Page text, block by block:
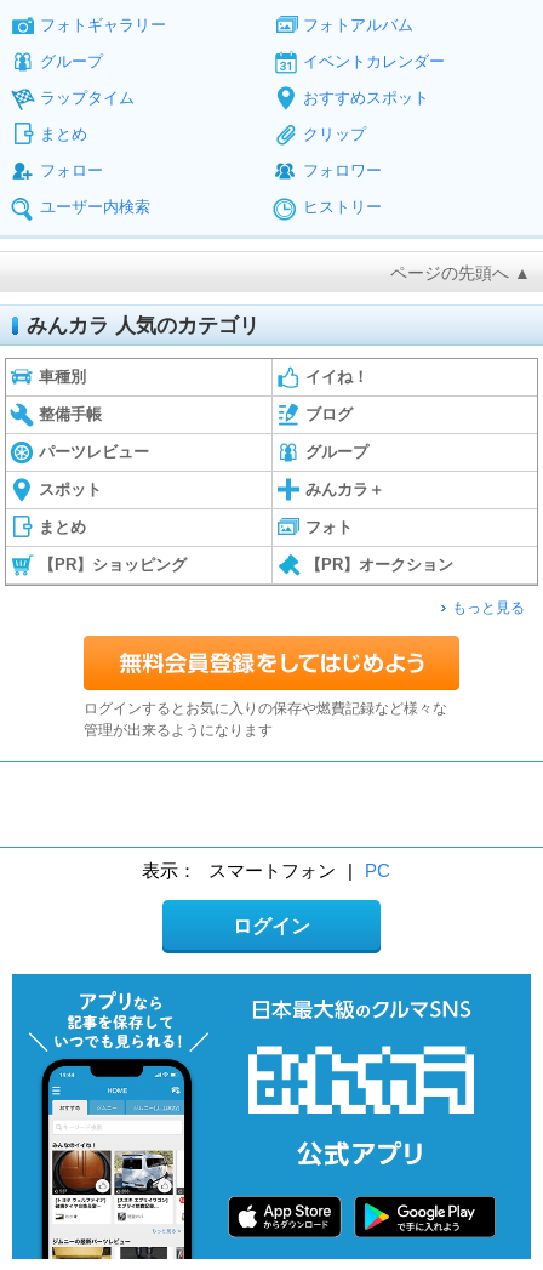
フォトギャラリー
フォトアルバム
グループ
イベントカレンダー
ラップタイム
おすすめスポット
まとめ
クリップ
フォロー
フォロワー
ユーザー内検索
ヒストリー
ページの先頭へ ▲
みんカラ 人気のカテゴリ
車種別 イイね！
整備手帳 ブログ
パーツレビュー グループ
スポット みんカラ＋
まとめ フォト
【PR】ショッピング 【PR】オークション
もっと見る
ログインするとお気に入りの保存や燃費記録など様々な
管理が出来るようになります
表示： スマートフォン | PC
ログイン